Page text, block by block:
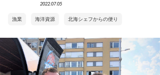
2022.07.05
漁業 海洋資源 北海シェフからの便り